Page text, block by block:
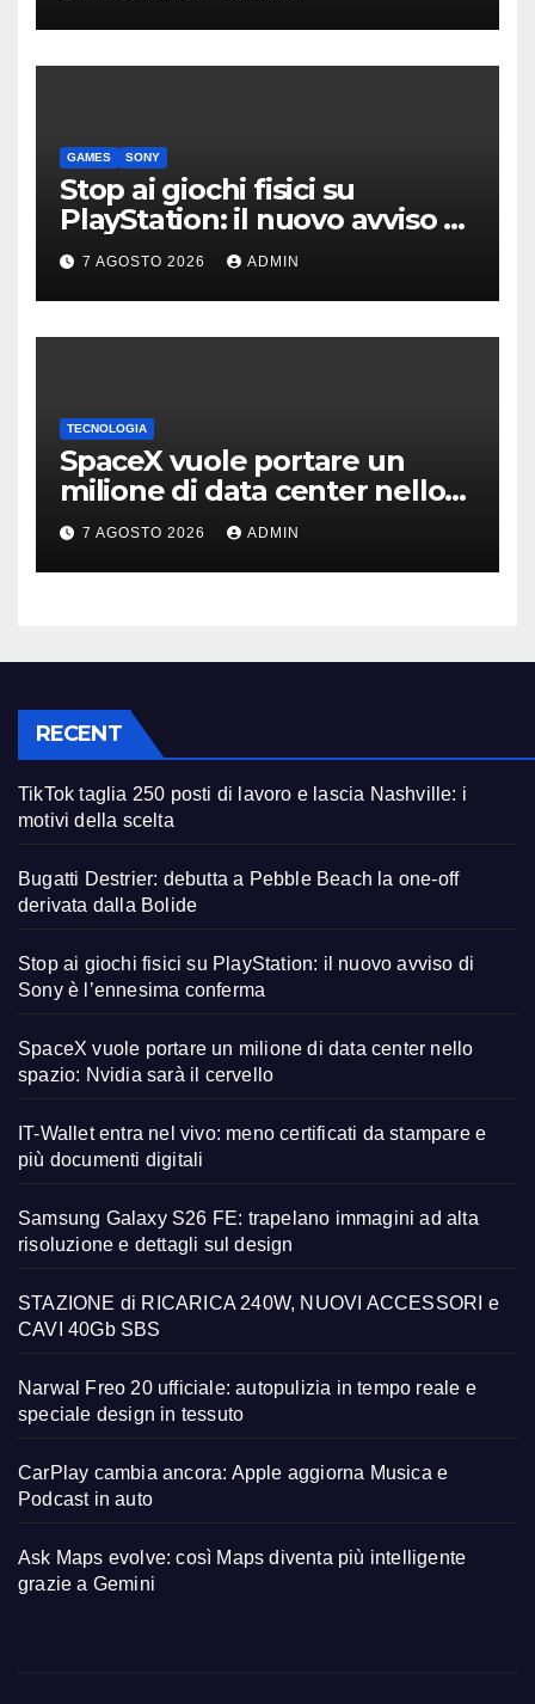
GAMES SONY
Stop ai giochi fisici su
PlayStation: il nuovo avviso di
Sony è l’ennesima conferma
7 AGOSTO 2026 ADMIN
TECNOLOGIA
SpaceX vuole portare un
milione di data center nello
spazio: Nvidia sarà il cervello
7 AGOSTO 2026 ADMIN
RECENT
TikTok taglia 250 posti di lavoro e lascia Nashville: i
motivi della scelta
Bugatti Destrier: debutta a Pebble Beach la one-off
derivata dalla Bolide
Stop ai giochi fisici su PlayStation: il nuovo avviso di
Sony è l’ennesima conferma
SpaceX vuole portare un milione di data center nello
spazio: Nvidia sarà il cervello
IT-Wallet entra nel vivo: meno certificati da stampare e
più documenti digitali
Samsung Galaxy S26 FE: trapelano immagini ad alta
risoluzione e dettagli sul design
STAZIONE di RICARICA 240W, NUOVI ACCESSORI e
CAVI 40Gb SBS
Narwal Freo 20 ufficiale: autopulizia in tempo reale e
speciale design in tessuto
CarPlay cambia ancora: Apple aggiorna Musica e
Podcast in auto
Ask Maps evolve: così Maps diventa più intelligente
grazie a Gemini